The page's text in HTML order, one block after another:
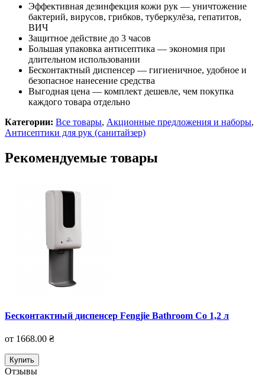
Эффективная дезинфекция кожи рук — уничтожение
бактерий, вирусов, грибков, туберкулёза, гепатитов,
ВИЧ
Защитное действие до 3 часов
Большая упаковка антисептика — экономия при
длительном использовании
Бесконтактный диспенсер — гигиеничное, удобное и
безопасное нанесение средства
Выгодная цена — комплект дешевле, чем покупка
каждого товара отдельно
Категории: Все товары, Акционные предложения и наборы,
Антисептики для рук (санитайзер)
Рекомендуемые товары
Бесконтактный диспенсер Fengjie Bathroom Co 1,2 л
от 1668.00 ₴
Купить
Отзывы